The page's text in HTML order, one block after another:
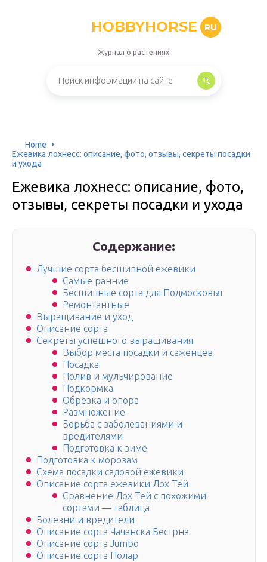
HOBBYHORSE RU
Журнал о растениях
Home
Ежевика лохнесс: описание, фото, отзывы, секреты посадки
и ухода
Ежевика лохнесс: описание, фото,
отзывы, секреты посадки и ухода
Содержание:
Лучшие сорта бесшипной ежевики
Самые ранние
Бесшипные сорта для Подмосковья
Ремонтантные
Выращивание и уход
Описание сорта
Секреты успешного выращивания
Выбор места посадки и саженцев
Посадка
Полив и мульчирование
Подкормка
Обрезка и опора
Размножение
Борьба с заболеваниями и
вредителями
Подготовка к зиме
Подготовка к морозам
Схема посадки садовой ежевики
Описание сорта ежевики Лох Тей
Сравнение Лох Тей с похожими
сортами — таблица
Болезни и вредители
Описание сорта Чачанска Бестрна
Описание сорта Jumbo
Описание сорта Полар